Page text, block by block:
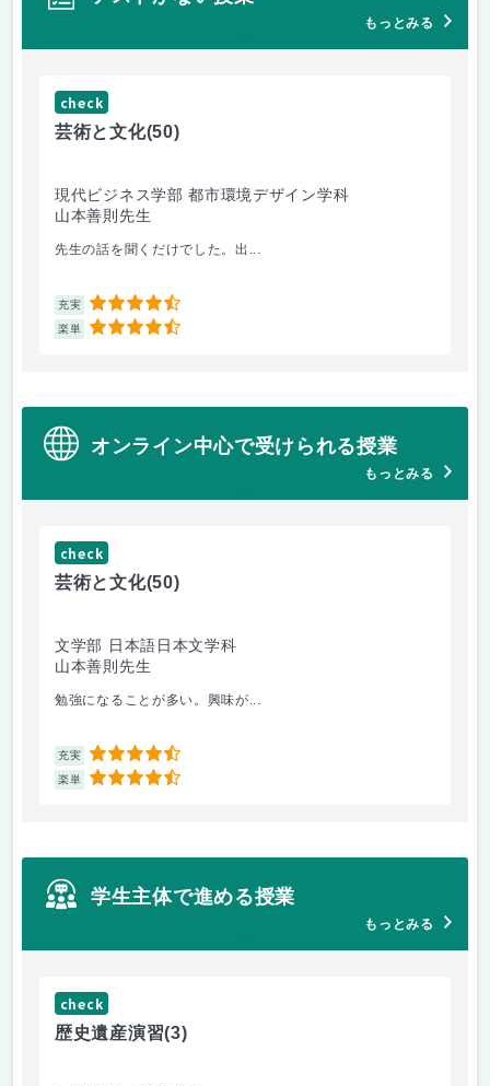
もっとみる
check
芸術と文化(50)
現代ビジネス学部 都市環境デザイン学科
山本善則先生
先生の話を聞くだけでした。出...
充実 4.5
楽単 4.5
オンライン中心で受けられる授業
もっとみる
check
芸術と文化(50)
文学部 日本語日本文学科
山本善則先生
勉強になることが多い。興味が...
充実 4.5
楽単 4.5
学生主体で進める授業
もっとみる
check
歴史遺産演習(3)